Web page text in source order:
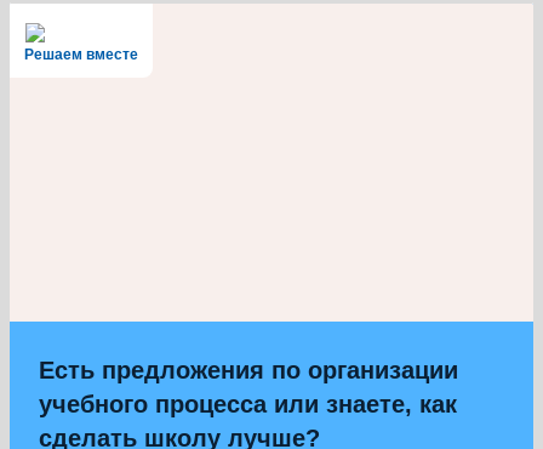
Решаем вместе
Есть предложения по организации
учебного процесса или знаете, как
сделать школу лучше?